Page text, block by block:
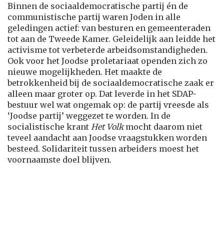
Binnen de sociaaldemocratische partij én de
communistische partij waren Joden in alle
geledingen actief: van besturen en gemeenteraden
tot aan de Tweede Kamer. Geleidelijk aan leidde het
activisme tot verbeterde arbeidsomstandigheden.
Ook voor het Joodse proletariaat openden zich zo
nieuwe mogelijkheden. Het maakte de
betrokkenheid bij de sociaaldemocratische zaak er
alleen maar groter op. Dat leverde in het SDAP-
bestuur wel wat ongemak op: de partij vreesde als
‘Joodse partij’ weggezet te worden. In de
socialistische krant Het Volkmocht daarom niet
teveel aandacht aan Joodse vraagstukken worden
besteed. Solidariteit tussen arbeiders moest het
voornaamste doel blijven.